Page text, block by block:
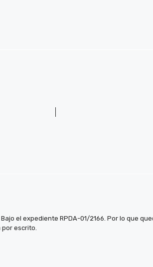
el expediente RPDA-01/2166. Por lo que
escrito.